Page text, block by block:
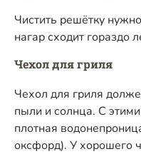
Чистить решётку
нагар сходит гораздо
Чехол для гриля
Чехол для гриля
пыли и солнца. С
плотная
оксфорд). У хорошего